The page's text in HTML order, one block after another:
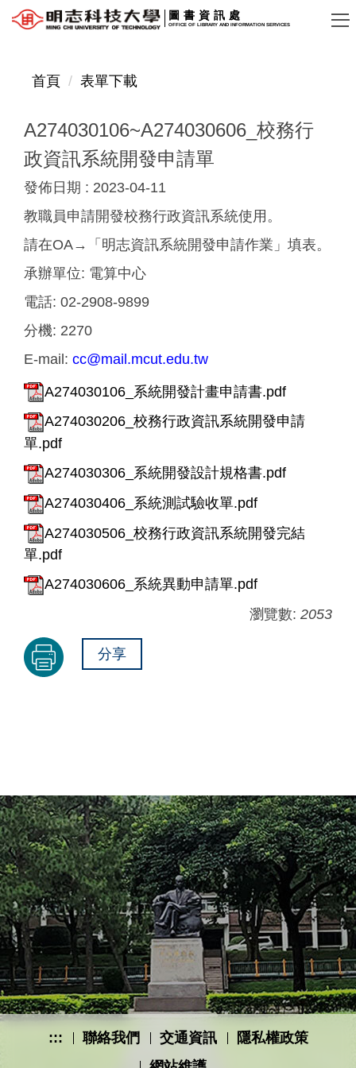
跳
圖書資訊處
OFFICE OF LIBRARY AND INFORMATION SERVICES
首頁 表單下載
A274030106~A274030606_校務行
政資訊系統開發申請單
發佈日期 : 2023-04-11
教職員申請開發校務行政資訊系統使用。
請在OA→「明志資訊系統開發申請作業」填表。
承辦單位: 電算中心
電話: 02-2908-9899
分機: 2270
E-mail: cc@mail.mcut.edu.tw
A274030106_系統開發計畫申請書.pdf
A274030206_校務行政資訊系統開發申請
單.pdf
A274030306_系統開發設計規格書.pdf
A274030406_系統測試驗收單.pdf
A274030506_校務行政資訊系統開發完結
單.pdf
A274030606_系統異動申請單.pdf
瀏覽數: 2053
分享
::: 聯絡我們 交通資訊
隱私權政策